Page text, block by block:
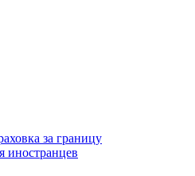
за границу
иностранцев